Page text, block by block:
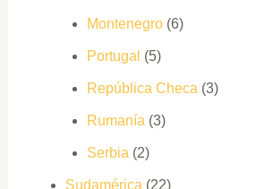
Montenegro(6)
Portugal (5)
República Checa (3)
Rumanía (3)
Serbia (2)
Sudamérica (22)